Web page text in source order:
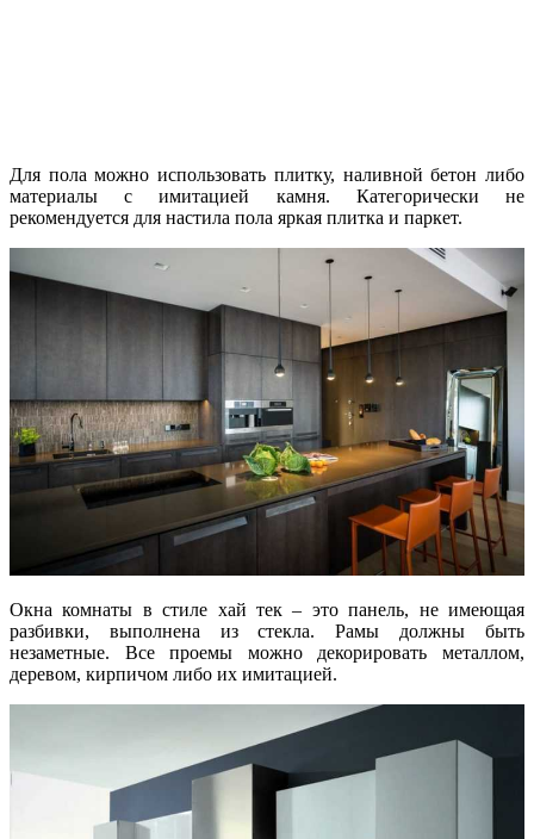
Для пола можно использовать плитку, наливной бетон либо
материалы с имитацией камня. Категорически не
рекомендуется для настила пола яркая плитка и паркет.
Окна комнаты в стиле хай тек – это панель, не имеющая
разбивки, выполнена из стекла. Рамы должны быть
незаметные. Все проемы можно декорировать металлом,
деревом, кирпичом либо их имитацией.